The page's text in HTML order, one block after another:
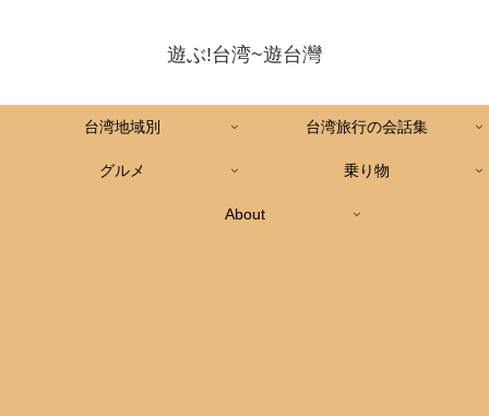
遊ぶ!台湾~遊台灣
台湾地域別 台湾旅行の会話集
グルメ 乗り物
About